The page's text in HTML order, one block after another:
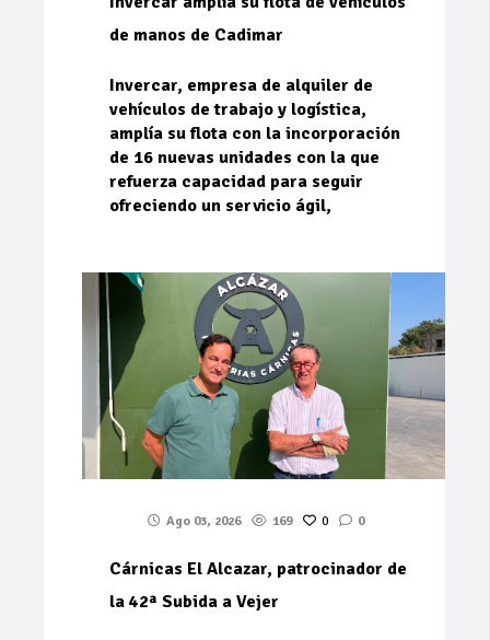
de manos de Cadimar
Invercar, empresa de alquiler de
vehículos de trabajo y logística,
amplía su flota con la incorporación
de 16 nuevas unidades con la que
refuerza capacidad para seguir
ofreciendo un servicio ágil,
Ago 03, 2026 169 0 0
Cárnicas El Alcazar, patrocinador de
la 42ª Subida a Vejer